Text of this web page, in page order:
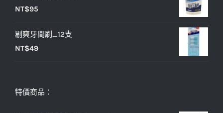
NT$95
剔爽牙間刷_12支
NT$49
特價商品：